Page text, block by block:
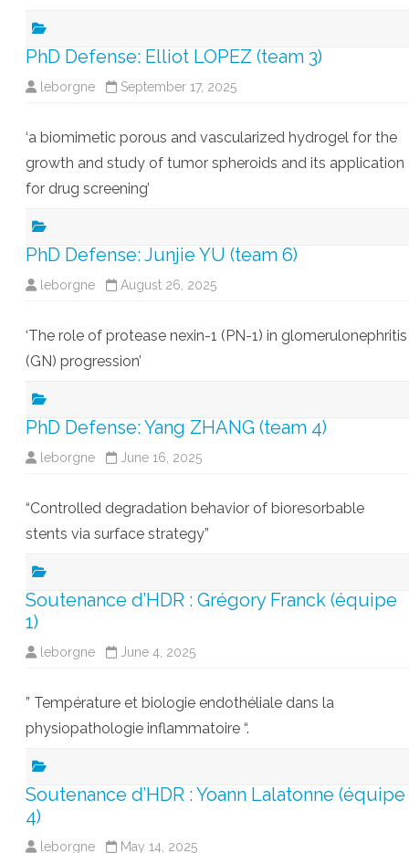
PhD Defense: Elliot LOPEZ (team 3)
leborgne September 17, 2025
‘a biomimetic porous and vascularized hydrogel for the
growth and study of tumor spheroids and its application
for drug screening’
PhD Defense: Junjie YU (team 6)
leborgne August 26, 2025
‘The role of protease nexin-1 (PN-1) in glomerulonephritis
(GN) progression’
PhD Defense: Yang ZHANG (team 4)
leborgne June 16, 2025
“Controlled degradation behavior of bioresorbable
stents via surface strategy”
Soutenance d’HDR : Grégory Franck (équipe
1)
leborgne June 4, 2025
” Température et biologie endothéliale dans la
physiopathologie inflammatoire “.
Soutenance d’HDR : Yoann Lalatonne (équipe
4)
leborgne May 14, 2025